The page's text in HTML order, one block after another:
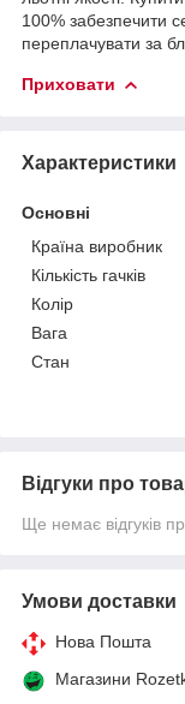
100% забезпечити
переплачувати за
Приховати
Характеристики
Основні
Країна виробник
Кількість гачків
Колір
Вага
Стан
Відгуки про
Ще немає відгуків
Умови доставки
Нова Пошта
Магазини